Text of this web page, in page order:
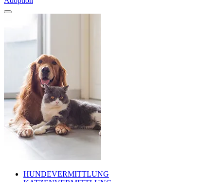
HUNDEVERMITTLUNG